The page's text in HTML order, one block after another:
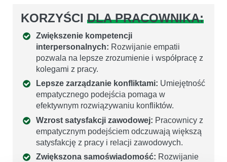
KORZYŚCI DLA PRACOWNIKA:
Zwiększenie kompetencji
interpersonalnych: Rozwijanie empatii
pozwala na lepsze zrozumienie i współpracę z
kolegami z pracy.
Lepsze zarządzanie konfliktami: Umiejętność
empatycznego podejścia pomaga w
efektywnym rozwiązywaniu konfliktów.
Wzrost satysfakcji zawodowej: Pracownicy z
empatycznym podejściem odczuwają większą
satysfakcję z pracy i relacji zawodowych.
Zwiększona samoświadomość: Rozwijanie